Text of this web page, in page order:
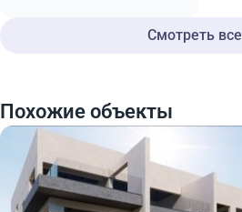
Смотреть все
Похожие объекты